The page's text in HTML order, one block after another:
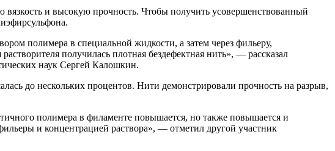
и высокую прочность. Чтобы получить усовершенствованный
полимера в специальной жидкости, а затем через фильеру,
получилась плотная бездефектная нить», — рассказал
наук Сергей Калошкин.
до нескольких процентов. Нити демонстрировали прочность на разрыв,
полимера в филаменте повышается, но также повышается и
и концентрацией раствора», — отметил другой участник